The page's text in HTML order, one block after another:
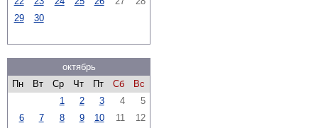
29
30
октябрь
Пн
Вт Ср Чт Пт Сб
Вс
1
2 3 4
5
6
7 8 9 10 11
12